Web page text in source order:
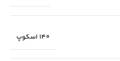
140 اسکوپ